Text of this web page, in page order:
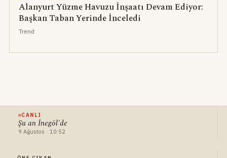
Alanyurt Yüzme Havuzu İnşaatı Devam Ediyor:
Başkan Taban Yerinde İnceledi
Trend
CANLI
Şu an İnegöl'de
9 Ağustos · 10:52